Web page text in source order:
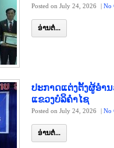
Posted on July 24, 2026 | No
ອ່ານຕໍ່...
ປະກາດແຕ່ງຕັ້ງຜູ້ອ
ແຂວງບໍລິຄຳໄຊ
Posted on July 24, 2026 | No
ອ່ານຕໍ່...